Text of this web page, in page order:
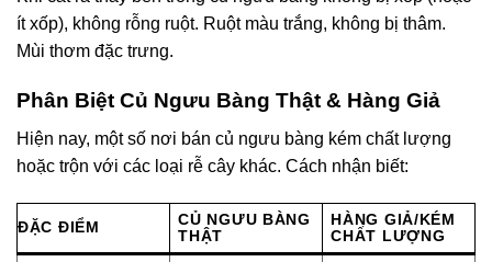
ít xốp), không rỗng ruột. Ruột màu trắng, không bị thâm.
Mùi thơm đặc trưng.
Phân Biệt Củ Ngưu Bàng Thật & Hàng Giả
Hiện nay, một số nơi bán củ ngưu bàng kém chất lượng
hoặc trộn với các loại rễ cây khác. Cách nhận biết:
ĐẶC ĐIỂM
CỦ NGƯU BÀNG
THẬT
HÀNG GIẢ/KÉM
CHẤT LƯỢNG